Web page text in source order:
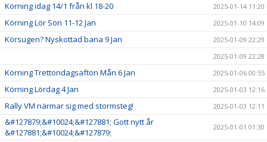
Körning idag 14/1 från kl 18-20 2025-01-14 11:20
Körning Lör Sön 11-12 Jan 2025-01-10 14:09
Körsugen? Nyskottad bana 9 Jan
2025-01-09 22:29
2025-01-09 22:28
Körning Trettondagsafton Mån 6 Jan 2025-01-06 00:55
Körning Lördag 4 Jan 2025-01-03 12:16
Rally VM närmar sig med stormsteg! 2025-01-03 12:11
&#127879;&#10024;&#127881; Gott nytt år
&#127881;&#10024;&#127879;
2025-01-01 01:30